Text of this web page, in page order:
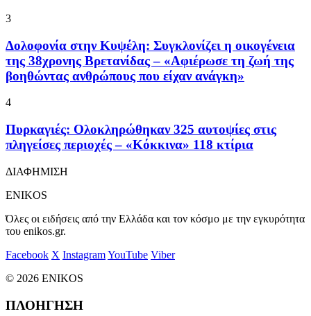
3
Δολοφονία στην Κυψέλη: Συγκλονίζει η οικογένεια
της 38χρονης Βρετανίδας – «Αφιέρωσε τη ζωή της
βοηθώντας ανθρώπους που είχαν ανάγκη»
4
Πυρκαγιές: Ολοκληρώθηκαν 325 αυτοψίες στις
πληγείσες περιοχές – «Κόκκινα» 118 κτίρια
ΔΙΑΦΗΜΙΣΗ
ENIKOS
Όλες οι ειδήσεις από την Ελλάδα και τον κόσμο με την εγκυρότητα
του enikos.gr.
Facebook X InstagramYouTube Viber
© 2026 ENIKOS
ΠΛΟΗΓΗΣΗ